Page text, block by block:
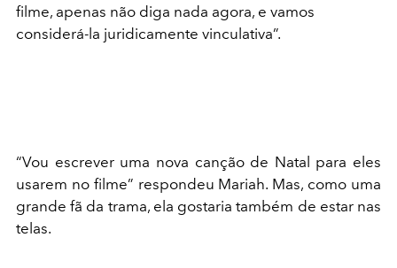
filme, apenas não diga nada agora, e vamos
considerá-la juridicamente vinculativa”.
“Vou escrever uma nova canção de Natal para eles
usarem no filme” respondeu Mariah. Mas, como uma
grande fã da trama, ela gostaria também de estar nas
telas.